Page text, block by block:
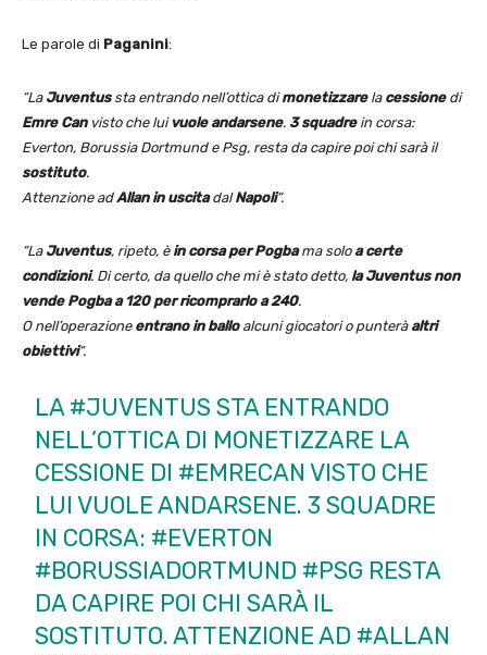
Le parole di Paganini:
“La Juventussta entrando nell’ottica dimonetizzarela cessionedi
Emre Canvisto che lui vuole andarsene. 3 squadrein corsa:
Everton, Borussia Dortmund e Psg, resta da capire poi chi sarà il
sostituto.
Attenzione adAllan in uscitadalNapoli“.
“La Juventus, ripeto, è in corsa per Pogbama soloa certe
condizioni. Di certo, da quello che mi è stato detto, la Juventus non
vende Pogba a 120 per ricomprarlo a 240.
O nell’operazione entrano in balloalcuni giocatori o punteràaltri
obiettivi“.
LA#JUVENTUS STA ENTRANDO
NELL’OTTICA DI MONETIZZARE LA
CESSIONE DI #EMRECANVISTO CHE
LUI VUOLE ANDARSENE. 3 SQUADRE
IN CORSA: #EVERTON
#BORUSSIADORTMUND #PSG RESTA
DA CAPIRE POI CHI SARÀ IL
SOSTITUTO. ATTENZIONE AD #ALLAN